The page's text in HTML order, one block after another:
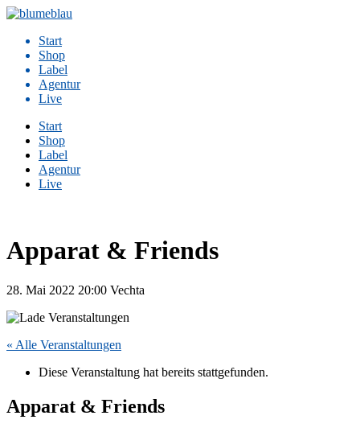
Zum
springenStart
Shop
Label
Agentur
Live
Start
Shop
Label
Agentur
Live
Apparat & Friends
28. Mai 2022 20:00 Vechta
« Alle Veranstaltungen
Diese Veranstaltung hat bereits stattgefunden.
Apparat & Friends